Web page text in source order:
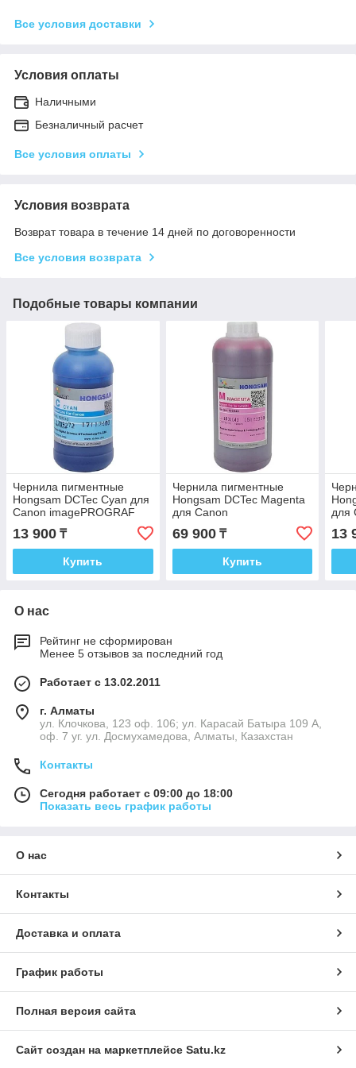
Все условия доставки
Условия оплаты
Наличными
Безналичный расчет
Все условия оплаты
Условия возврата
Возврат товара в течение 14 дней по договоренности
Все условия возврата
Подобные товары компании
Чернила пигментные
Hongsam DCTec Cyan для
Canon imagePROGRAF
TM-240/TM-340/TM-
350/TM-355 200мл
13 900 ₸
Купить
Чернила пигментные
Hongsam DCTec Magenta
для Canon
imagePROGRAF TM-
240/TM-340/TM-350/TM-
355 1000мл
69 900₸
Купить
для
355
13
О нас
Рейтинг не сформирован
Менее 5 отзывов за последний год
Работает с 13.02.2011
г. Алматы
ул. Клочкова, 123 оф. 106; ул. Карасай Батыра 109 А,
оф. 7 уг. ул. Досмухамедова, Алматы, Казахстан
Контакты
Сегодня работает с 09:00 до 18:00
Показать весь график работы
О нас
Контакты
Доставка и оплата
График работы
Полная версия сайта
Сайт создан на маркетплейсе Satu.kz